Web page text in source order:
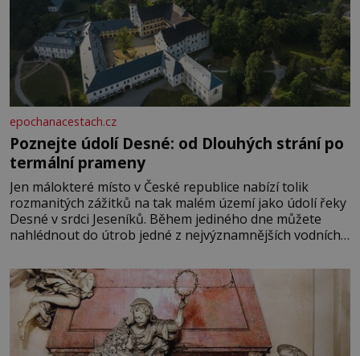
epochanacestach.cz
Poznejte údolí Desné: od Dlouhých strání po
termální prameny
Jen málokteré místo v České republice nabízí tolik
rozmanitých zážitků na tak malém území jako údolí řeky
Desné v srdci Jeseníků. Během jediného dne můžete
nahlédnout do útrob jedné z nejvýznamnějších vodních
se na koloběžce a den zakončit poznáváním památek ve
Velkých Losinách nebo v termálním